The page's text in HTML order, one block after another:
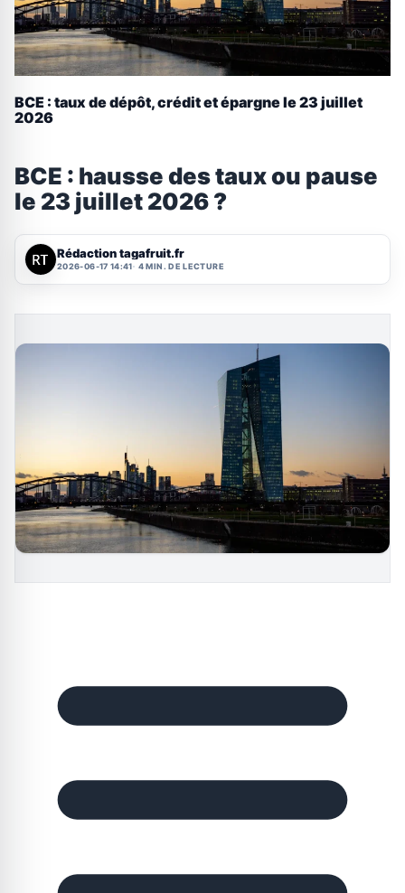
BCE : taux de dépôt, crédit et épargne le 23 juillet
2026
BCE : hausse des taux ou pause
le 23 juillet 2026 ?
Rédaction tagafruit.fr
2026-06-17 14:41 4 MIN. DE LECTURE